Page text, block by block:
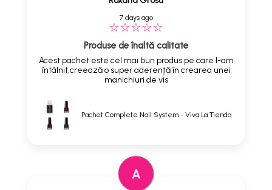
7 days ago
Produse de înaltă calitate
Acest pachet este cel mai bun produs pe care l-am
întâlnit,creează o super aderență în crearea unei
manichiuri de vis
Pachet Complete Nail System - Viva La Tienda
A